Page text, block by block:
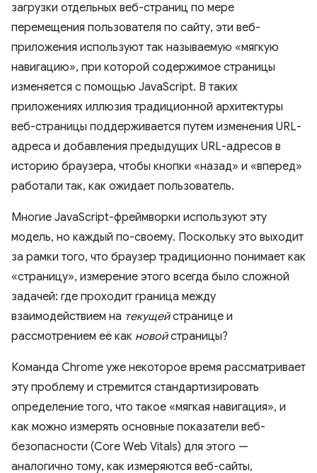
загрузки отдельных веб-страниц по мере
перемещения пользователя по сайту, эти веб-
приложения используют так называемую «мягкую
навигацию», при которой содержимое страницы
изменяется с помощью JavaScript. В таких
приложениях иллюзия традиционной архитектуры
веб-страницы поддерживается путем изменения URL-
адреса и добавления предыдущих URL-адресов в
историю браузера, чтобы кнопки «назад» и «вперед»
работали так, как ожидает пользователь.
Многие JavaScript-фреймворки используют эту
модель, но каждый по-своему. Поскольку это выходит
за рамки того, что браузер традиционно понимает как
«страницу», измерение этого всегда было сложной
задачей: где проходит граница между
взаимодействием на текущейстранице и
рассмотрением её как новойстраницы?
Команда Chrome уже некоторое время рассматривает
эту проблему и стремится стандартизировать
определение того, что такое «мягкая навигация», и
как можно измерять основные показатели веб-
безопасности (Core Web Vitals) для этого —
аналогично тому, как измеряются веб-сайты,